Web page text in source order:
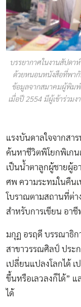
บรรยากาศในงานสัปดา
ด้วยหนอนหนังสือที่พากั
ข้อมูลจากสมาคมผู้พิมพ์
เมื่อปี 2554 มีผู้เข้าร่วม
แรงบันดาลใจจากสา
ค้นหาชีวิตพิโยกพิเกน
เป็นนํ้าตาลูกผู้ชายผู้อ
ศพ ความระทมในคืน
โบราณตามสถานที่ต่า
สำหรับการเขียน อา
มกุฏ อรฤดี บรรณาธิ
สาขาวรรณศิลป์ ประ
เปลี่ยนแปลงโลกได้
ขึ้นหรือเลวลงก็ได้”
ได้